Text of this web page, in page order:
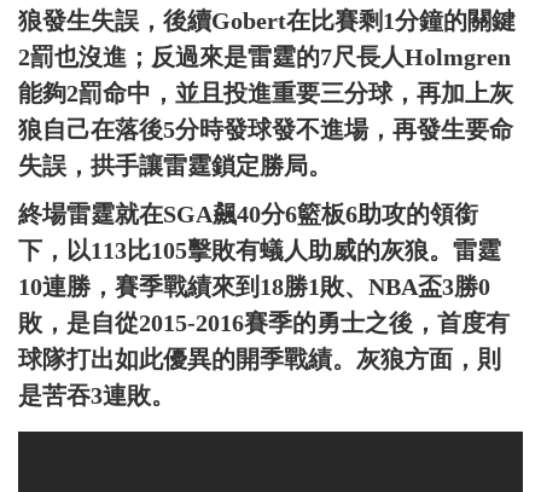
狼發生失誤，後續Gobert在比賽剩1分鐘的關鍵
2罰也沒進；反過來是雷霆的7尺長人Holmgren
能夠2罰命中，並且投進重要三分球，再加上灰
狼自己在落後5分時發球發不進場，再發生要命
失誤，拱手讓雷霆鎖定勝局。
終場雷霆就在SGA飆40分6籃板6助攻的領銜
下，以113比105擊敗有蟻人助威的灰狼。雷霆
10連勝，賽季戰績來到18勝1敗、NBA盃3勝0
敗，是自從2015-2016賽季的勇士之後，首度有
球隊打出如此優異的開季戰績。灰狼方面，則
是苦吞3連敗。